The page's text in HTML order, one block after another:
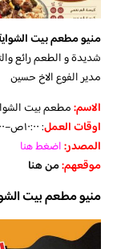
منيو مطعم بيت
شديدة و الطعم رائع
مدير الفوع الاخ حسين
الاسم:مطعم بيت
اوقات العمل: ١٠:٠٠ص–٢:٠٠ص
المصدر:اضغط هنا
موقعهم:من هنا
منيو مطعم بيت